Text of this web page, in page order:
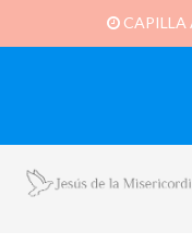
CAPILLA